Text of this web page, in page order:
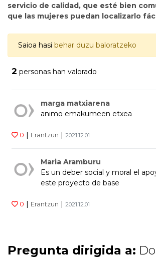
servicio de calidad, que esté bien
que las mujeres puedan localizarlo
Saioa hasi behar duzu baloratzeko
2 personas han valorado
marga matxiarena
animo emakumeen etxea
0 | Erantzun | 2021.12.01
Maria Aramburu
Es un deber social y moral el
este proyecto de base
0 | Erantzun | 2021.12.01
Pregunta dirigida a: